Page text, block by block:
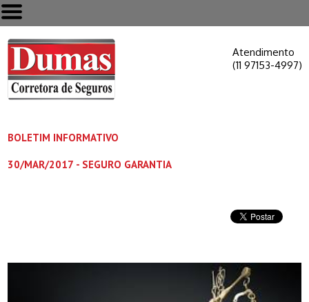
Atendimento
(11 97153-4997)
BOLETIM INFORMATIVO
30/MAR/2017 - SEGURO GARANTIA